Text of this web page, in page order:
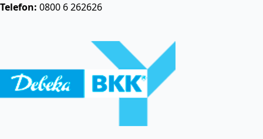
Telefon: 0800 6 262626